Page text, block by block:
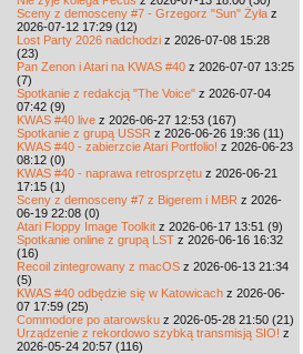
Sceny z demosceny #7 - Grzegorz "Sun" Żyła z
2026-07-12 17:29 (12)
Lost Party 2026 nadchodzi z 2026-07-08 15:28
(23)
Pan Zenon i Atari na KWAS #40 z 2026-07-07 13:25
(7)
Spotkanie z redakcją "The Voice" z 2026-07-04
07:42 (9)
KWAS #40 live z 2026-06-27 12:53 (167)
Spotkanie z grupą USSR z 2026-06-26 19:36 (11)
KWAS #40 - zabierzcie Atari Portfolio! z 2026-06-23
08:12 (0)
KWAS #40 - naprawa retrosprzętu z 2026-06-21
17:15 (1)
Sceny z demosceny #7 z Bigerem i MBR z 2026-
06-19 22:08 (0)
Atari Floppy Image Toolkit z 2026-06-17 13:51 (9)
Spotkanie online z grupą LST z 2026-06-16 16:32
(16)
Recoil zintegrowany z macOS z 2026-06-13 21:34
(5)
KWAS #40 odbędzie się w Katowicach z 2026-06-
07 17:59 (25)
Commodore po atarowsku z 2026-05-28 21:50 (21)
Urządzenie z rekordowo szybką transmisją SIO! z
2026-05-24 20:57 (116)